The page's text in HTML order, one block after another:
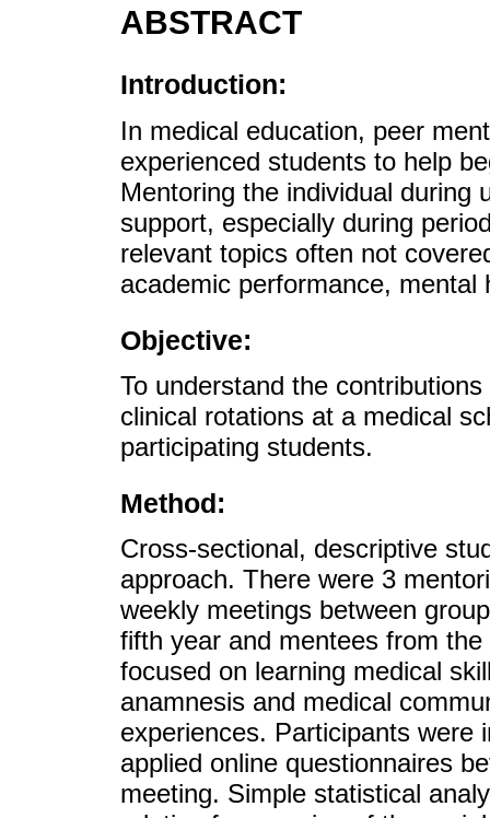
ABSTRACT
Introduction:
In medical education, peer
experienced students to help
Mentoring the individual during
support, especially during
relevant topics often not
academic performance, mental
Objective:
To understand the
clinical rotations at a medical
participating students.
Method:
Cross-sectional, descriptive
approach. There were 3
weekly meetings between
fifth year and mentees from
focused on learning medical
anamnesis and medical
experiences. Participants were
applied online questionnaires
meeting. Simple statistical